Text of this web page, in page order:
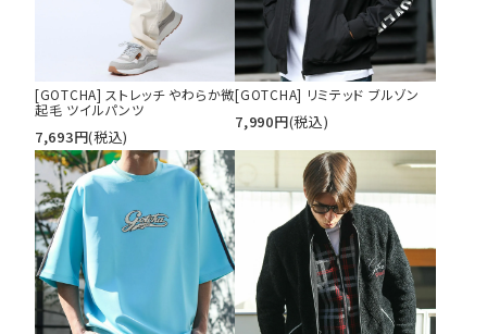
[GOTCHA] ストレッチ やわらか微
起毛 ツイルパンツ
7,693円(税込)
[GOTCHA] リミテッド ブルゾン
7,990円(税込)